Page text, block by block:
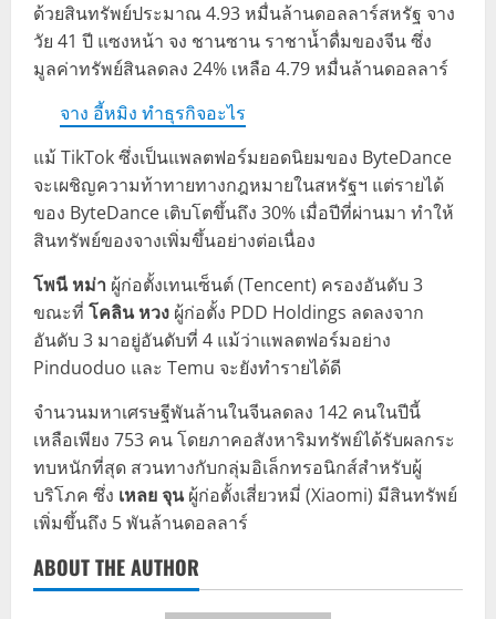
ด้วยสินทรัพย์ประมาณ 4.93 หมื่นล้านดอลลาร์สหรัฐ จาง
วัย 41 ปี แซงหน้า จง ชานซาน ราชาน้ำดื่มของจีน ซึ่ง
มูลค่าทรัพย์สินลดลง 24% เหลือ 4.79 หมื่นล้านดอลลาร์
จาง อี้หมิง ทำธุรกิจอะไร
แม้ TikTok ซึ่งเป็นแพลตฟอร์มยอดนิยมของ ByteDance
จะเผชิญความท้าทายทางกฎหมายในสหรัฐฯ แต่รายได้
ของ ByteDance เติบโตขึ้นถึง 30% เมื่อปีที่ผ่านมา ทำให้
สินทรัพย์ของจางเพิ่มขึ้นอย่างต่อเนื่อง
โพนี หม่า ผู้ก่อตั้งเทนเซ็นต์ (Tencent) ครองอันดับ 3
ขณะที่ โคลิน หวง ผู้ก่อตั้ง PDD Holdings ลดลงจาก
อันดับ 3 มาอยู่อันดับที่ 4 แม้ว่าแพลตฟอร์มอย่าง
Pinduoduo และ Temu จะยังทำรายได้ดี
จำนวนมหาเศรษฐีพันล้านในจีนลดลง 142 คนในปีนี้
เหลือเพียง 753 คน โดยภาคอสังหาริมทรัพย์ได้รับผลกระ
ทบหนักที่สุด สวนทางกับกลุ่มอิเล็กทรอนิกส์สำหรับผู้
บริโภค ซึ่ง เหลย จุนผู้ก่อตั้งเสี่ยวหมี่ (Xiaomi) มีสินทรัพย์
เพิ่มขึ้นถึง 5 พันล้านดอลลาร์
ABOUT THE AUTHOR